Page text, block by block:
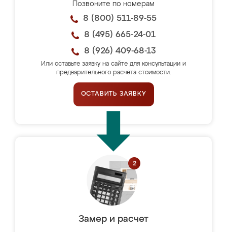
Позвоните по номерам
8 (800) 511-89-55
8 (495) 665-24-01
8 (926) 409-68-13
Или оставьте заявку на сайте для консультации и
предварительного расчёта стоимости.
ОСТАВИТЬ ЗАЯВКУ
Замер и расчет